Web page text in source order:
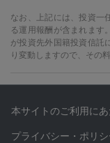
なお、上記には、投資一
る運用報酬が含まれます
が投資先外国籍投資信託
り変動しますので、その
本サイトのご利用にあ
プライバシー・ポリシ